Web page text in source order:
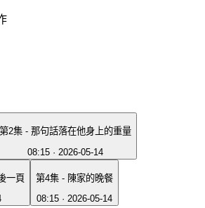
第2集 - 那句話落在他身上的重量
08:15 · 2026-05-14
一頁
第4集 - 陳家的晚餐
08:15 · 2026-05-14